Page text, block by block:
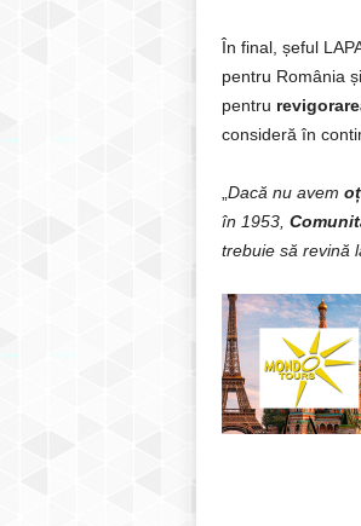
În final, șeful
pentru România
pentru
consideră în
Dacă nu avem
în 1953,
trebuie să revină